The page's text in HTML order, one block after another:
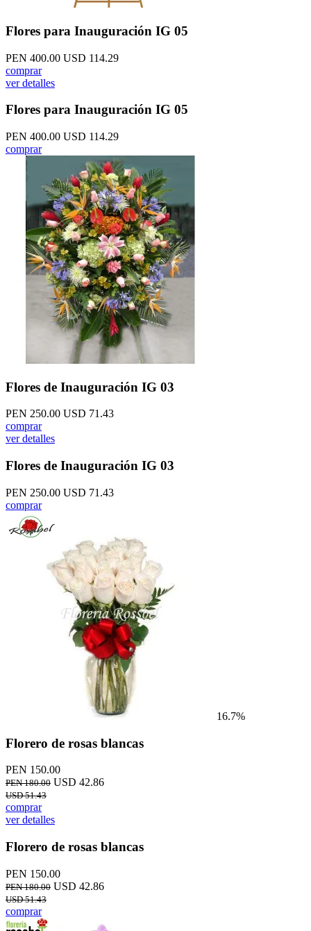
Flores para Inauguración IG 05
PEN 400.00 USD 114.29
comprar
ver detalles
Flores para Inauguración IG 05
PEN 400.00 USD 114.29
comprar
Flores de Inauguración IG 03
PEN 250.00 USD 71.43
comprar
ver detalles
Flores de Inauguración IG 03
PEN 250.00 USD 71.43
comprar
16.7%
Florero de rosas blancas
PEN 150.00
PEN 180.00 USD 42.86
USD 51.43
comprar
ver detalles
Florero de rosas blancas
PEN 150.00
PEN 180.00 USD 42.86
USD 51.43
comprar